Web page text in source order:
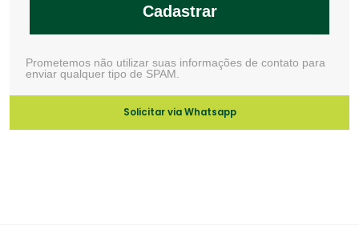
Cadastrar
Prometemos não utilizar suas informações de contato para
enviar qualquer tipo de SPAM.
Solicitar via Whatsapp